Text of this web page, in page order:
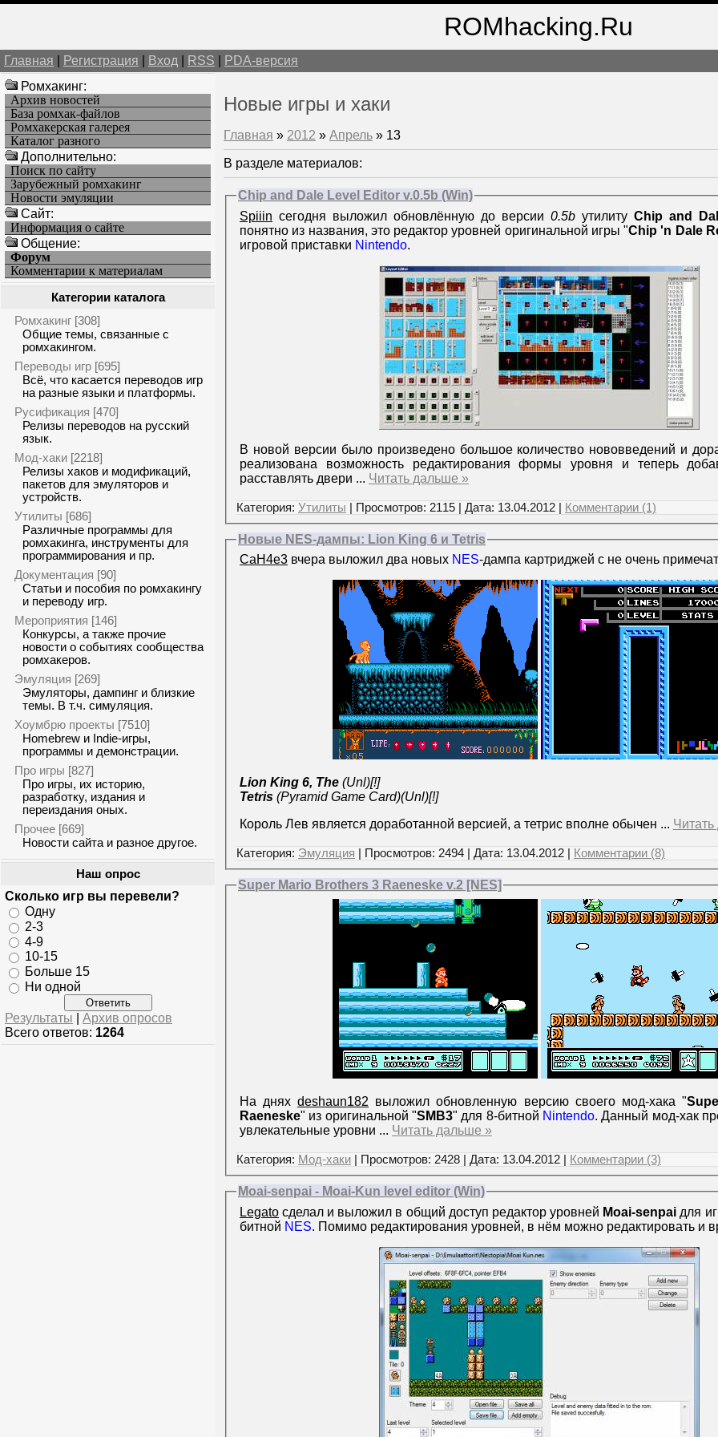
ROMhacking.Ru
Главная Регистрация Вход RSS PDA-версия
Ромхакинг:
Архив новостей
База ромхак-файлов
Ромхакерская галерея
Каталог разного
Дополнительно:
Поиск по сайту
Зарубежный ромхакинг
Новости эмуляции
Cайт:
Информация о сайте
Общение:
Форум
Комментарии к материалам
Категории каталога
Ромхакинг [308]
Общие темы, связанные с
ромхакингом.
Переводы игр [695]
Всё, что касается переводов игр
на разные языки и платформы.
Русификация [470]
Релизы переводов на русский
язык.
Мод-хаки [2218]
Релизы хаков и модификаций,
пакетов для эмуляторов и
устройств.
Утилиты [686]
Различные программы для
ромхакинга, инструменты для
программирования и пр.
Документация [90]
Статьи и пособия по ромхакингу
и переводу игр.
Мероприятия [146]
Конкурсы, а также прочие
новости о событиях сообщества
ромхакеров.
Эмуляция [269]
Эмуляторы, дампинг и близкие
темы. В т.ч. симуляция.
Хоумбрю проекты [7510]
Homebrew и Indie-игры,
программы и демонстрации.
Про игры [827]
Про игры, их историю,
разработку, издания и
переиздания оных.
Прочее [669]
Новости сайта и разное другое.
Наш опрос
Сколько игр вы перевели?
Одну
2-3
4-9
10-15
Больше 15
Ни одной
Результаты
Архив опросов
Всего ответов: 1264
Новые игры и хаки
Главная » 2012 » Апрель » 13
В разделе материалов:
Chip and Dale Level Editor v.0.5b (Win)
Spiiin сегодня выложил обновлённую до версии 0.5b утилиту Chip and
понятно из названия, это редактор уровней оригинальной игры "Chip 'n Dale
игровой приставки Nintendo.
В новой версии было произведено большое количество нововведений и
реализована возможность редактирования формы уровня и теперь
расставлять двери ... Читать дальше »
Категория: Утилиты | Просмотров: 2115 | Дата: 13.04.2012 Комментарии (1)
Новые NES-дампы: Lion King 6 и Tetris
CaH4e3 вчера выложил два новых NES-дампа картриджей с не очень
Lion King 6, The (Unl)[!]
Tetris (Pyramid Game Card)(Unl)[!]
Король Лев является доработанной версией, а тетрис вполне обычен ...
Категория: Эмуляция | Просмотров: 2494 | Дата: 13.04.2012 Комментарии (8)
Super Mario Brothers 3 Raeneske v.2 [NES]
На днях deshaun182 выложил обновленную версию своего мод-хака "
Raeneske" из оригинальной "SMB3" для 8-битной Nintendo. Данный мод-хак
увлекательные уровни ... Читать дальше »
Категория: Мод-хаки | Просмотров: 2428 | Дата: 13.04.2012 Комментарии (3)
Moai-senpai - Moai-Kun level editor (Win)
Legato сделал и выложил в общий доступ редактор уровней Moai-senpai для
битной NES. Помимо редактирования уровней, в нём можно редактировать и